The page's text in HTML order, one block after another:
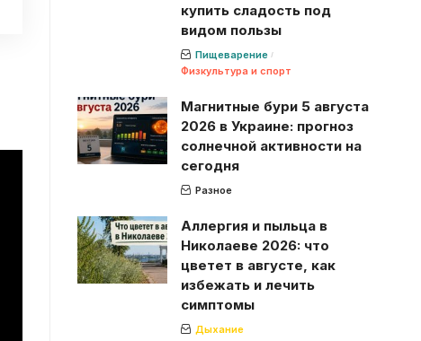
купить сладость под
видом пользы
Пищеварение
Физкультура и спорт
Магнитные бури 5 августа
2026 в Украине: прогноз
солнечной активности на
сегодня
Разное
Аллергия и пыльца в
Николаеве 2026: что
цветет в августе, как
избежать и лечить
симптомы
Дыхание